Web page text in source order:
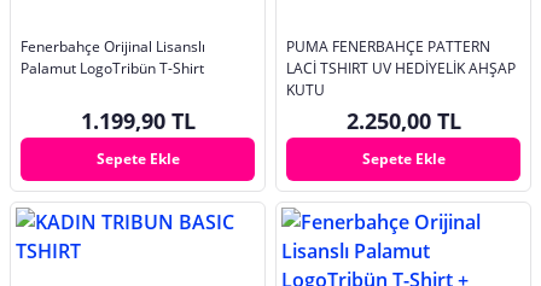
Fenerbahçe Orijinal Lisanslı
Palamut LogoTribün T-Shirt
1.199,90 TL
Sepete Ekle
PUMA FENERBAHÇE PATTERN
LACİ TSHIRT UV HEDİYELİK AHŞAP
KUTU
2.250,00 TL
Sepete Ekle